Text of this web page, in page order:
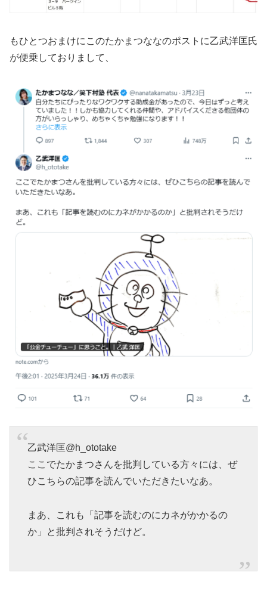
もひとつおまけにこのたかまつななのポストに乙武洋匡氏
が便乗しておりまして、
乙武洋匡@h_ototake
ここでたかまつさんを批判している方々には、ぜ
ひこちらの記事を読んでいただきたいなあ。
まあ、これも「記事を読むのにカネがかかるの
か」と批判されそうだけど。